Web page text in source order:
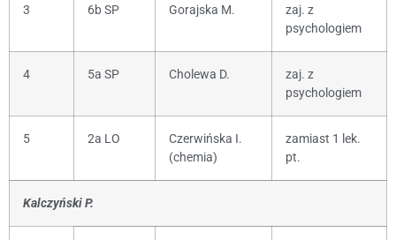
3 6b SP Gorajska M.
zaj. z
psychologiem
4 5a SP Cholewa D.
zaj. z
psychologiem
5 2a LO
Czerwińska I.
(chemia)
zamiast 1 lek.
pt.
Kalczyński P.